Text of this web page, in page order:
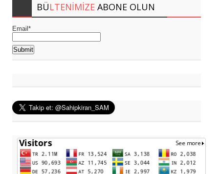
BÜLTENIMIZE ABONE OLUN
Email*